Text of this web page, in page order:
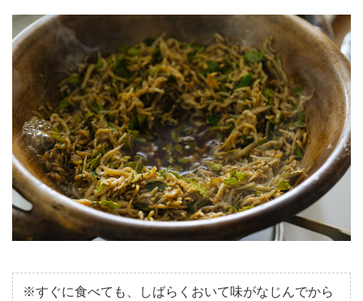
※すぐに食べても、しばらくおいて味がなじんでから